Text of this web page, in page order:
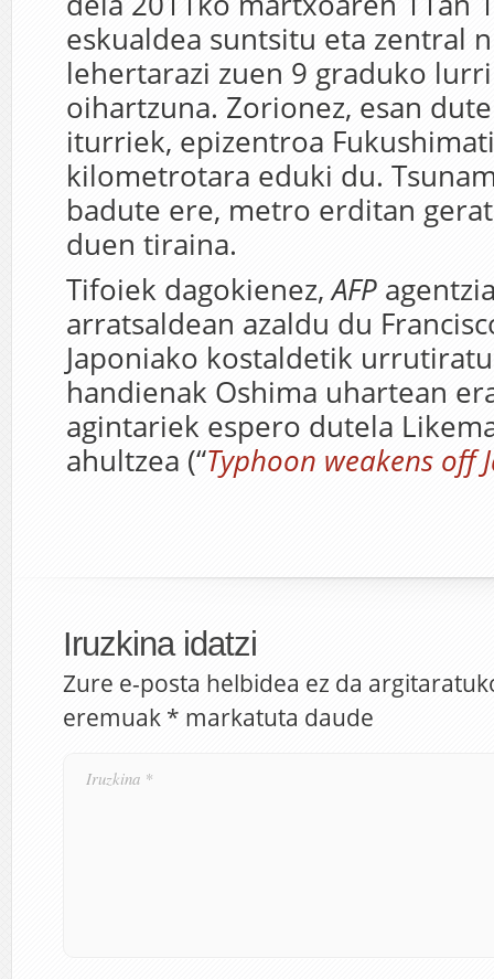
eskualdea suntsitu eta zentral
lehertarazi zuen 9 graduko
oihartzuna. Zorionez, esan
iturriek, epizentroa
kilometrotara eduki du.
badute ere, metro erditan
duen tiraina.
Tifoiek dagokienez,AFP
arratsaldean azaldu du
Japoniako kostaldetik
handienak Oshima uhartean
agintariek espero dutela
ahultzea (“Typhoon weakens off
Iruzkina idatzi
Zure e-posta helbidea ez da
eremuak * markatuta daude